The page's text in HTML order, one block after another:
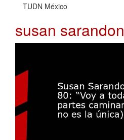
TUDN México
susan sarandon